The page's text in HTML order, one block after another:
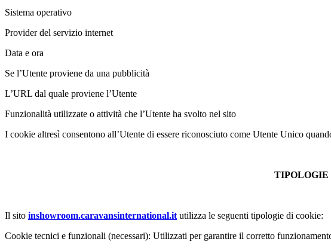
Sistema operativo
Provider del servizio internet
Data e ora
Se l’Utente proviene da una pubblicità
L’URL dal quale proviene l’Utente
Funzionalità utilizzate o attività che l’Utente ha svolto nel sito
I cookie altresì consentono all’Utente di essere riconosciuto come Utente Unico
TIPOLOGIE
Il sito inshowroom.caravansinternational.it utilizza le seguenti tipologie di cookie:
Cookie tecnici e funzionali (necessari): Utilizzati per garantire il corretto